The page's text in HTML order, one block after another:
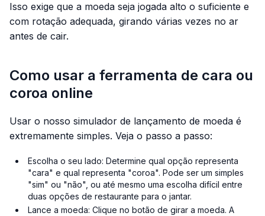
Isso exige que a moeda seja jogada alto o suficiente e
com rotação adequada, girando várias vezes no ar
antes de cair.
Como usar a ferramenta de cara ou
coroa online
Usar o nosso simulador de lançamento de moeda é
extremamente simples. Veja o passo a passo:
Escolha o seu lado: Determine qual opção representa
"cara" e qual representa "coroa". Pode ser um simples
"sim" ou "não", ou até mesmo uma escolha difícil entre
duas opções de restaurante para o jantar.
Lance a moeda: Clique no botão de girar a moeda. A